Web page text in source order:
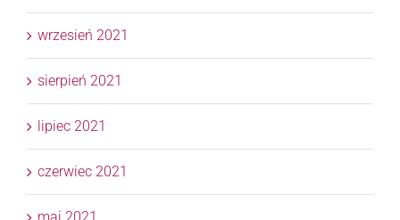
wrzesień 2021
sierpień 2021
lipiec 2021
czerwiec 2021